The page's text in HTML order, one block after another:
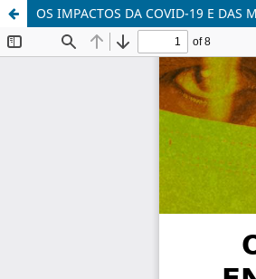
OS IMPACTOS DA COVID-19 E DAS